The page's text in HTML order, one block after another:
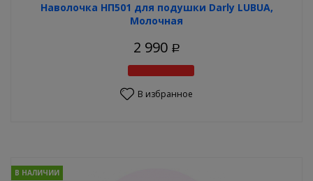
Наволочка НП501 для подушки Darly LUBUA,
Молочная
2 990 Р
В избранное
В НАЛИЧИИ